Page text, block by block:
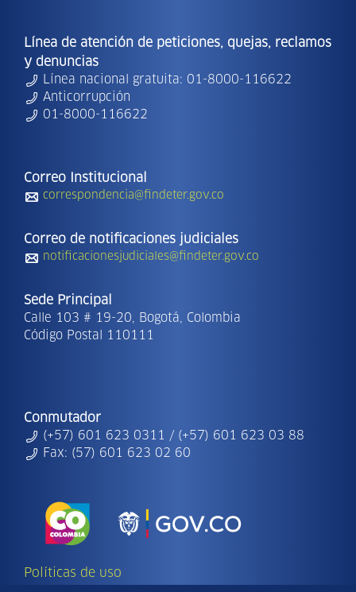
Línea de atención de peticiones, quejas, reclamos
y denuncias
Línea nacional gratuita: 01-8000-116622
Anticorrupción
01-8000-116622
Correo Institucional
correspondencia@findeter.gov.co
Correo de notificaciones judiciales
notificacionesjudiciales@findeter.gov.co
Sede Principal
Calle 103 # 19-20, Bogotá, Colombia
Código Postal 110111
Conmutador
(+57) 601 623 0311 / (+57) 601 623 03 88
Fax: (57) 601 623 02 60
Políticas de uso